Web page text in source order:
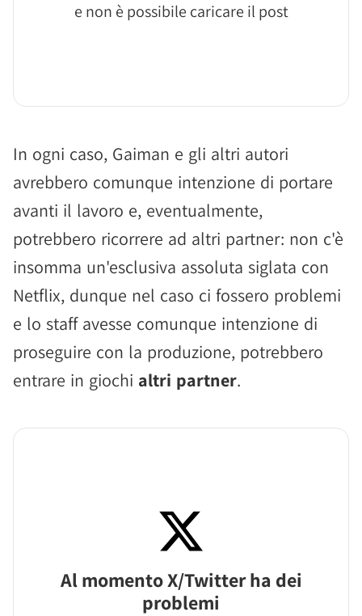
e non è possibile caricare il post
In ogni caso, Gaiman e gli altri autori
avrebbero comunque intenzione di portare
avanti il lavoro e, eventualmente,
potrebbero ricorrere ad altri partner: non c'è
insomma un'esclusiva assoluta siglata con
Netflix, dunque nel caso ci fossero problemi
e lo staff avesse comunque intenzione di
proseguire con la produzione, potrebbero
entrare in giochi altri partner.
Al momento X/Twitter ha dei
problemi